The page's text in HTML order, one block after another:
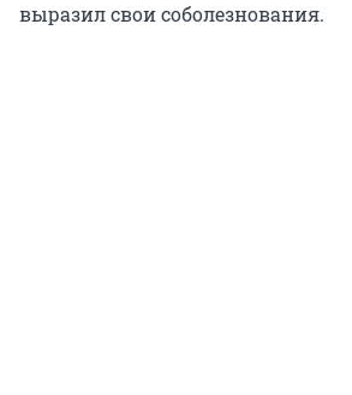
выразил свои соболезнования.